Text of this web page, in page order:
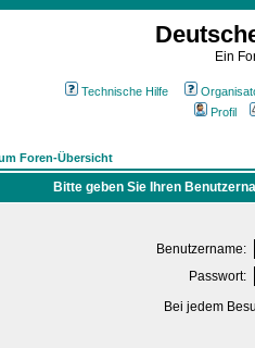
Ein
Technische Hilfe
Profil
Foren-Übersicht
Bitte geben Sie Ihren
Benutzername:
Passwort:
Bei jedem